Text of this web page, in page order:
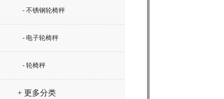
- 不锈钢轮椅秤
- 电子轮椅秤
- 轮椅秤
+ 更多分类